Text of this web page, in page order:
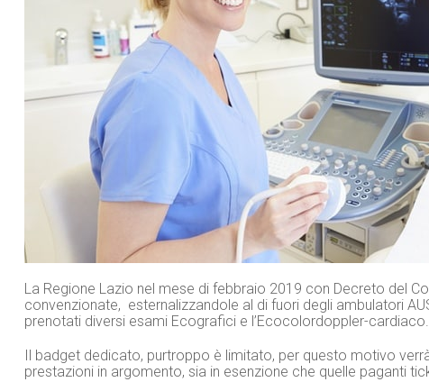
La Regione Lazio nel mese di febbraio 2019 con Decreto del
convenzionate, esternalizzandole al di fuori degli ambulatori
prenotati diversi esami Ecografici e l’Ecocolordoppler-cardiaco.
Il badget dedicato, purtroppo è limitato, per questo motivo
prestazioni in argomento, sia in esenzione che quelle paganti